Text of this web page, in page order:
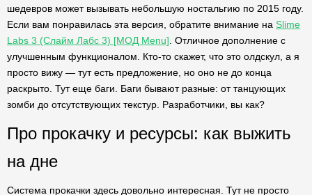
шедевров может вызывать небольшую ностальгию по 2015 году.
Если вам понравилась эта версия, обратите внимание на Slime
Labs 3 (Слайм Лабс 3) [МОД Menu] . Отличное дополнение с
улучшенным функционалом. Кто-то скажет, что это олдскул, а я
просто вижу — тут есть предложение, но оно не до конца
раскрыто. Тут еще баги. Баги бывают разные: от танцующих
зомби до отсутствующих текстур. Разработчики, вы как?
Про прокачку и ресурсы: как выжить
на дне
Система прокачки здесь довольно интересная. Тут не просто